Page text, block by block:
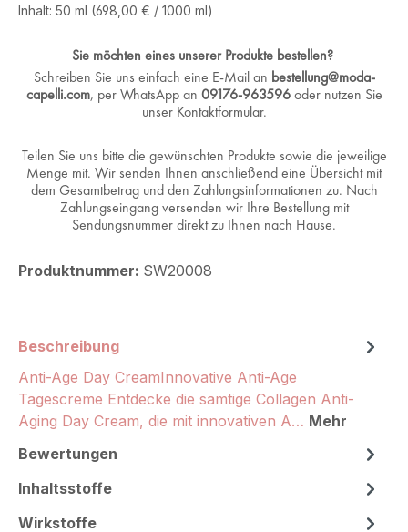
Inhalt: 50 ml (698,00 € / 1000 ml)
Sie möchten eines unserer Produkte bestellen?
Schreiben Sie uns einfach eine E-Mail an bestellung@moda-
capelli.com, per WhatsApp an 09176-963596oder nutzen Sie
unser Kontaktformular.
Teilen Sie uns bitte die gewünschten Produkte sowie die jeweilige
Menge mit. Wir senden Ihnen anschließend eine Übersicht mit
dem Gesamtbetrag und den Zahlungsinformationen zu. Nach
Zahlungseingang versenden wir Ihre Bestellung mit
Sendungsnummer direkt zu Ihnen nach Hause.
Produktnummer: SW20008
Beschreibung
Anti-Age Day CreamInnovative Anti-Age
Tagescreme Entdecke die samtige Collagen Anti-
Aging Day Cream, die mit innovativen A… Mehr
Bewertungen
Inhaltsstoffe
Wirkstoffe